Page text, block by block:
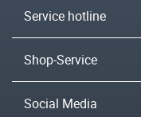
Service hotline
Shop-Service
Social Media